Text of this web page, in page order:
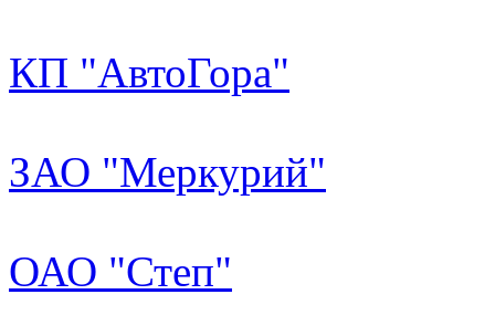
КП "АвтоГора"
ЗАО "Меркурий"
ОАО "Степ"